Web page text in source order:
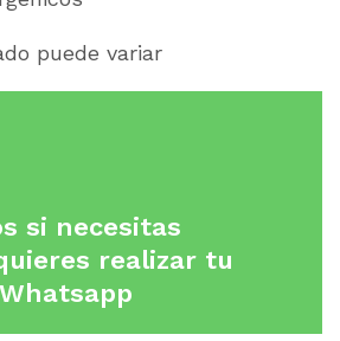
puede variar
si necesitas
realizar tu